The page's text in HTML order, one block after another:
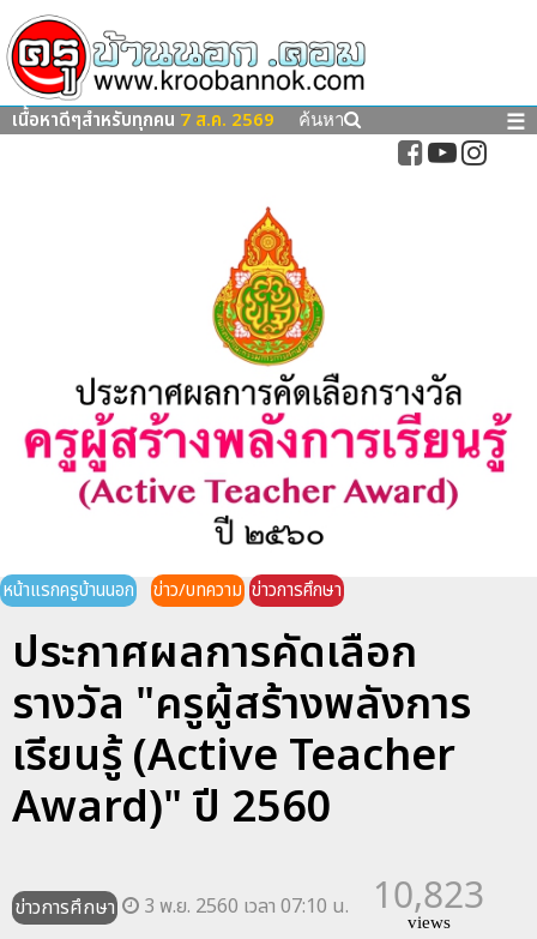
เนื้อหาดีๆสำหรับทุกคน 7 ส.ค. 2569 ค้นหา ☰
หน้าแรกครูบ้านนอก ข่าว/บทความ ข่าวการศึกษา
ประกาศผลการคัดเลือก
รางวัล "ครูผู้สร้างพลังการ
เรียนรู้ (Active Teacher
Award)" ปี 2560
ข่าวการศึกษา 3 พ.ย. 2560 เวลา 07:10 น. 10,823
views